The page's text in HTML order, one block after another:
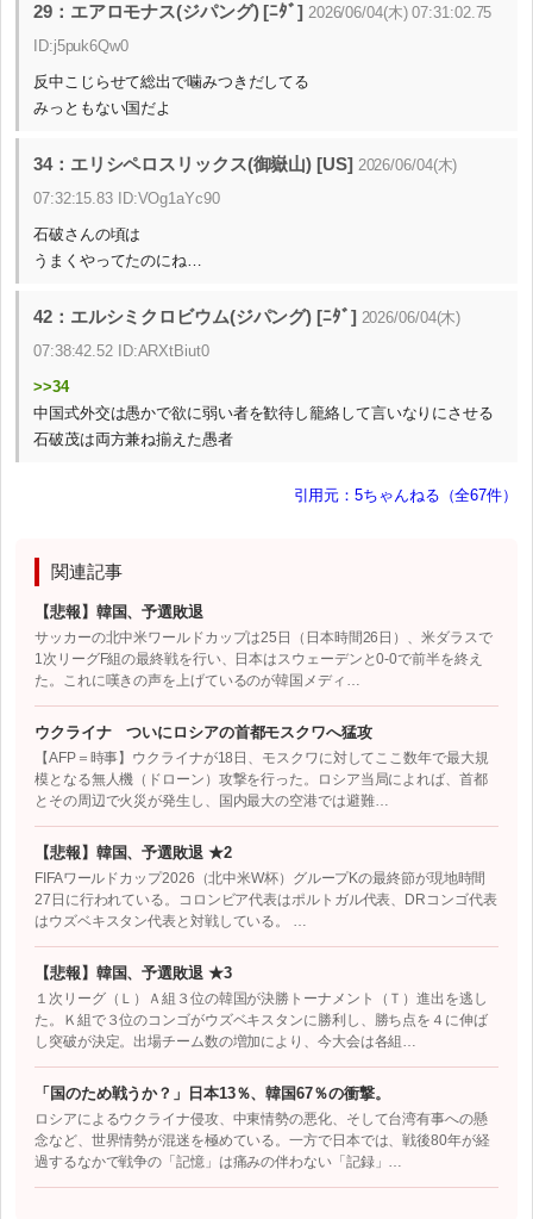
29：エアロモナス(ジパング) [ﾆﾀﾞ] 2026/06/04(木) 07:31:02.75
ID:j5puk6Qw0
反中こじらせて総出で噛みつきだしてる
みっともない国だよ
34：エリシペロスリックス(御嶽山) [US] 2026/06/04(木)
07:32:15.83 ID:VOg1aYc90
石破さんの頃は
うまくやってたのにね…
42：エルシミクロビウム(ジパング) [ﾆﾀﾞ] 2026/06/04(木)
07:38:42.52 ID:ARXtBiut0
>>34
中国式外交は愚かで欲に弱い者を歓待し籠絡して言いなりにさせる
石破茂は両方兼ね揃えた愚者
引用元：5ちゃんねる（全67件）
関連記事
【悲報】韓国、予選敗退
サッカーの北中米ワールドカップは25日（日本時間26日）、米ダラスで
1次リーグF組の最終戦を行い、日本はスウェーデンと0-0で前半を終え
た。これに嘆きの声を上げているのが韓国メディ…
ウクライナ ついにロシアの首都モスクワへ猛攻
【AFP＝時事】ウクライナが18日、モスクワに対してここ数年で最大規
模となる無人機（ドローン）攻撃を行った。ロシア当局によれば、首都
とその周辺で火災が発生し、国内最大の空港では避難…
【悲報】韓国、予選敗退 ★2
FIFAワールドカップ2026（北中米W杯）グループKの最終節が現地時間
27日に行われている。コロンビア代表はポルトガル代表、DRコンゴ代表
はウズベキスタン代表と対戦している。 …
【悲報】韓国、予選敗退 ★3
１次リーグ（Ｌ）Ａ組３位の韓国が決勝トーナメント（Ｔ）進出を逃し
た。Ｋ組で３位のコンゴがウズベキスタンに勝利し、勝ち点を４に伸ば
し突破が決定。出場チーム数の増加により、今大会は各組…
「国のため戦うか？」日本13％、韓国67％の衝撃。
ロシアによるウクライナ侵攻、中東情勢の悪化、そして台湾有事への懸
念など、世界情勢が混迷を極めている。一方で日本では、戦後80年が経
過するなかで戦争の「記憶」は痛みの伴わない「記録」…